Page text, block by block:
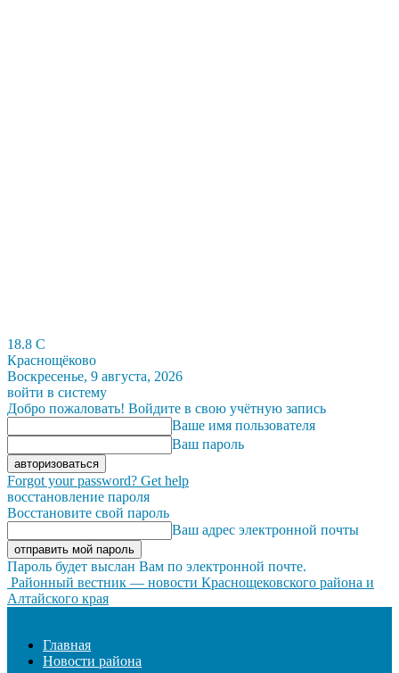
18.8 C
Краснощёково
Воскресенье, 9 августа, 2026
войти в систему
Добро пожаловать! Войдите в свою учётную запись
Ваше имя пользователя
Ваш пароль
Forgot your password? Get help
восстановление пароля
Восстановите свой пароль
Ваш адрес электронной почты
Пароль будет выслан Вам по электронной почте.
Районный вестник — новости Краснощековского района и
Алтайского края
Главная
Новости района